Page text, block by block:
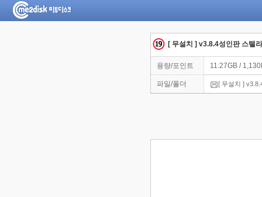
[ 무설치 ] v3.8.4성인판 스텔
용량/포인트 11.27GB /
파일/폴더 [ 무설치 ]